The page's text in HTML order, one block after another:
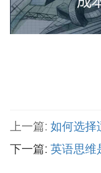
上一篇: 如何选择
下一篇: 英语思维